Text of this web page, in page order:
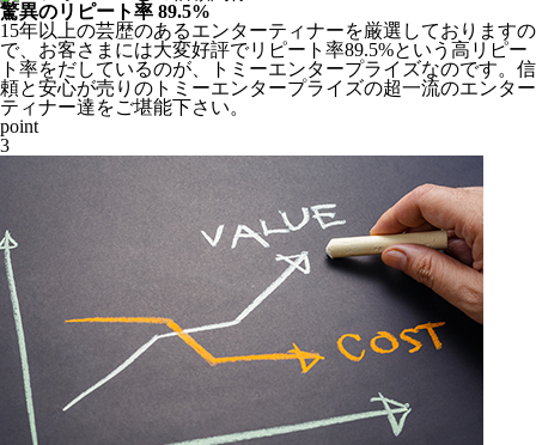
驚異のリピート率 89.5%
15年以上の芸歴のあるエンターティナーを厳選しておりますの
で、お客さまには大変好評でリピート率89.5%という高リピー
ト率をだしているのが、トミーエンタープライズなのです。 信
頼と安心が売りのトミーエンタープライズの超一流のエンター
ティナー達をご堪能下さい。
point
3